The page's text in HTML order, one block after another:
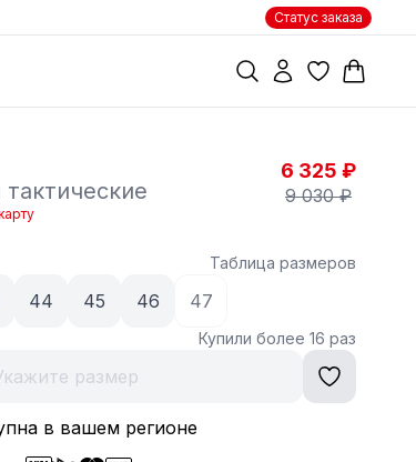
Статус заказа
6 325 ₽
9 030 ₽
Таблица размеров
44 45 46 47
Купили более 16 раз
размер
в вашем регионе